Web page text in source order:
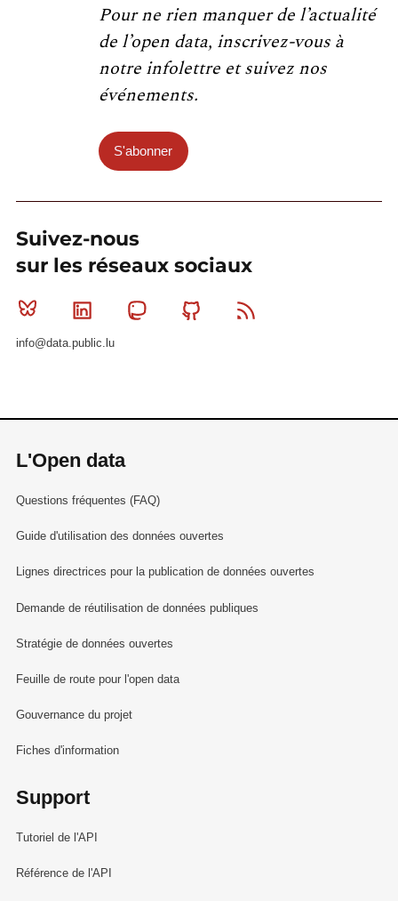
Pour ne rien manquer de l’actualité
de l’open data, inscrivez-vous à
notre infolettre et suivez nos
événements.
S'abonner
Suivez-nous
sur les réseaux sociaux
Bluesky Linkedin MastodonGithub
info@data.public.lu
L'Open data
Questions fréquentes (FAQ)
Guide d'utilisation des données ouvertes
Lignes directrices pour la publication de données ouvertes
Demande de réutilisation de données publiques
Stratégie de données ouvertes
Feuille de route pour l'open data
Gouvernance du projet
Fiches d'information
Support
Tutoriel de l'API
Référence de l'API